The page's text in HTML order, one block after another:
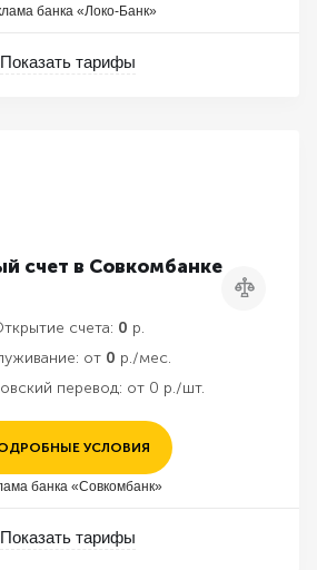
банка «Локо-Банк»
Показать тарифы
счет в Совкомбанке
Сравнить
счета: 0 р.
от 0 р./мес.
перевод: от 0 р./шт.
УСЛОВИЯ
банка «Совкомбанк»
Показать тарифы